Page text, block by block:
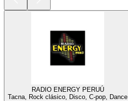
RADIO ENERGY PERUÚ
Tacna, Rock clásico, Disco, C-pop, Dance